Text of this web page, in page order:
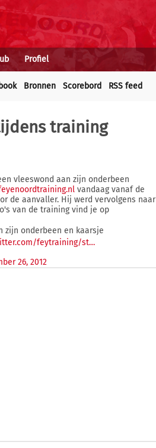
Profiel
Bronnen Scorebord RSS feed
training
vleeswond aan zijn onderbeen
vandaag vanaf de
de aanvaller. Hij werd vervolgens naar
van de training vind je op
zijn onderbeen en kaarsje
feytraining/st…
26, 2012